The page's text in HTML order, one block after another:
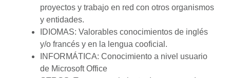
proyectos y trabajo en red con otros organismos
y entidades.
IDIOMAS: Valorables conocimientos de inglés
y/o francés y en la lengua cooficial.
INFORMÁTICA: Conocimiento a nivel usuario
de Microsoft Office